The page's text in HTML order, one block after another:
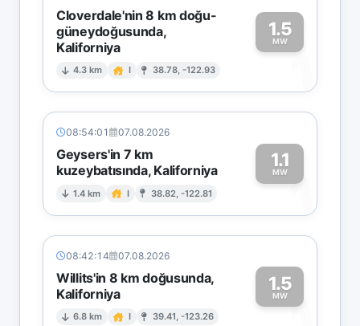
Cloverdale'nin 8 km doğu-
güneydoğusunda,
Kaliforniya
4.3 km I 38.78, -122.93
1.5
MW
1
08:54:01 07.08.2026
Geysers'in 7 km
kuzeybatısında, Kaliforniya
1.4 km I 38.82, -122.81
1.1
MW1
08:42:14 07.08.2026
Willits'in 8 km doğusunda,
Kaliforniya
6.8 km I 39.41, -123.26
1.5
MW